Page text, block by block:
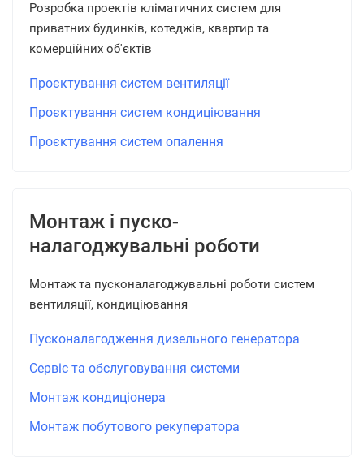
Розробка проектів кліматичних систем для
приватних будинків, котеджів, квартир та
комерційних об'єктів
Проєктування систем вентиляції
Проєктування систем кондиціювання
Проєктування систем опалення
Монтаж і пуско-
налагоджувальні роботи
Монтаж та пусконалагоджувальні роботи систем
вентиляції, кондиціювання
Пусконалагодження дизельного генератора
Сервіс та обслуговування системи
Монтаж кондиціонера
Монтаж побутового рекуператора